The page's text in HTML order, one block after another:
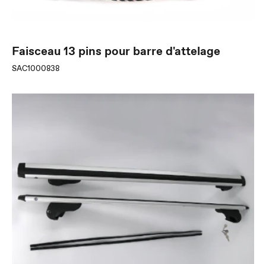
Faisceau 13 pins pour barre d'attelage
SAC1000838